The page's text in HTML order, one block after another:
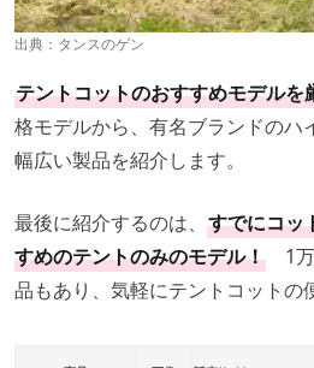
出典：PIXTA
と。特に、地面と接する底部分に
出典： タンスのゲン
テントコットのおすすめモデルを
格モデルから、有名ブランドのハ
幅広い製品を紹介します。
最後に紹介するのは、 すでにコッ
すめのテントのみのモデル！ 1
品もあり、気軽にテントコットの